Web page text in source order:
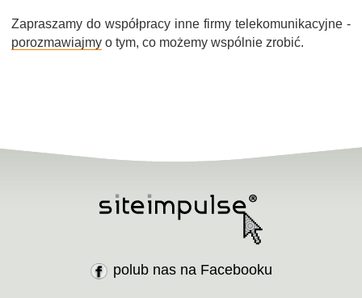
Zapraszamy do współpracy inne firmy telekomunikacyjne -
porozmawiajmy o tym, co możemy wspólnie zrobić.
polub nas na Facebooku